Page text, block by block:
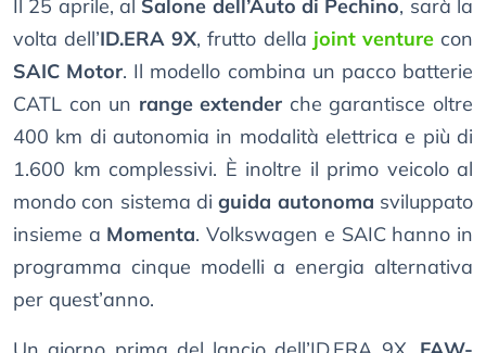
Il 25 aprile, al Salone dell’Auto di Pechino, sarà la
volta dell’ID.ERA 9X, frutto della joint venturecon
SAIC Motor. Il modello combina un pacco batterie
CATL con un range extender che garantisce oltre
400 km di autonomia in modalità elettrica e più di
1.600 km complessivi. È inoltre il primo veicolo al
mondo con sistema diguida autonoma sviluppato
insieme a Momenta. Volkswagen e SAIC hanno in
programma cinque modelli a energia alternativa
per quest’anno.